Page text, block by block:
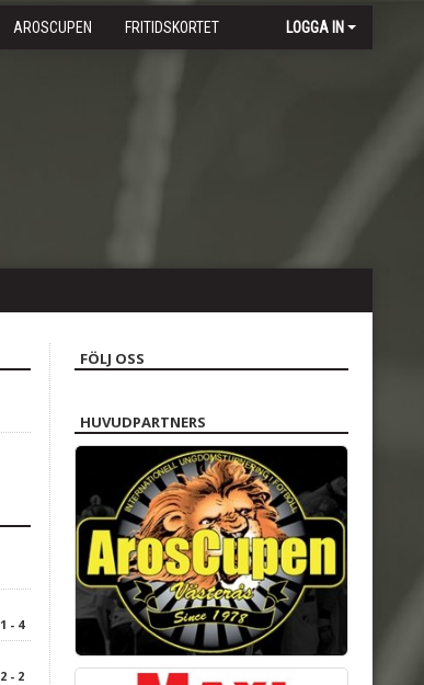
AROSCUPEN FRITIDSKORTET LOGGA IN
1 - 4
2 - 2
FÖLJ OSS
HUVUDPARTNERS